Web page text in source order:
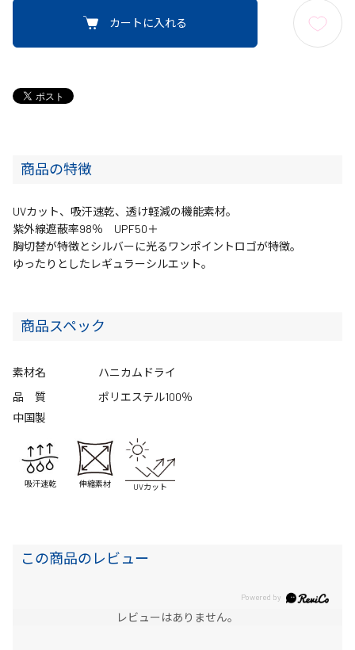
カートに入れる
商品の特徴
UVカット、吸汗速乾、透け軽減の機能素材。
紫外線遮蔽率98％ UPF50＋
胸切替が特徴とシルバーに光るワンポイントロゴが特徴。
ゆったりとしたレギュラーシルエット。
商品スペック
素材名
ハニカムドライ
品 質
ポリエステル100％
中国製
吸汗速乾 伸縮素材 UVカット
この商品のレビュー
レビューはありません。